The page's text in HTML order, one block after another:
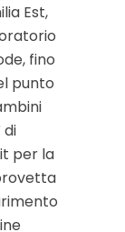
Est,
fino
punto
di
per la